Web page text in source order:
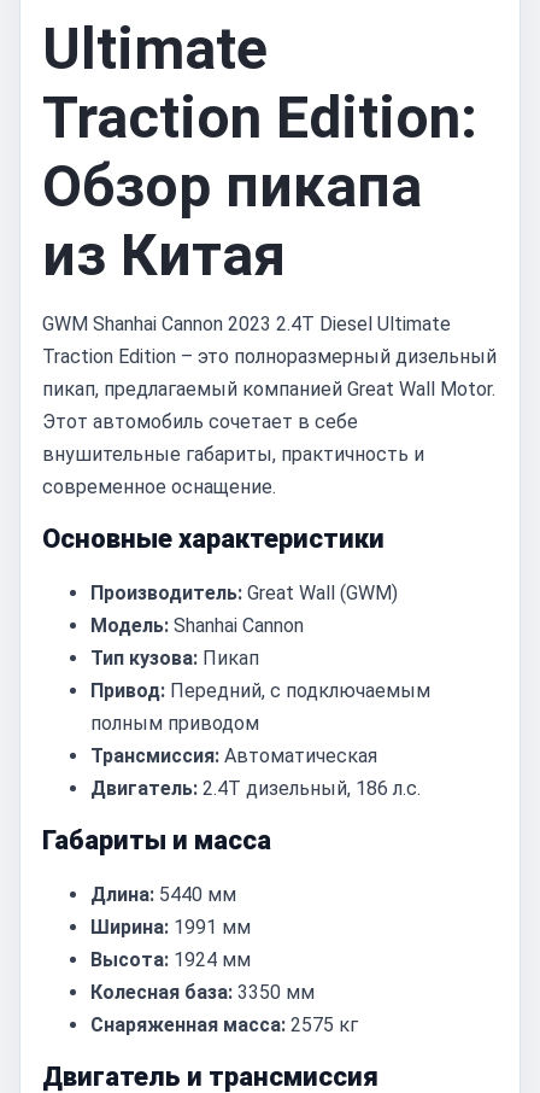
Ultimate
Traction Edition:
Обзор пикапа
из Китая
GWM Shanhai Cannon 2023 2.4T Diesel Ultimate
Traction Edition – это полноразмерный дизельный
пикап, предлагаемый компанией Great Wall Motor.
Этот автомобиль сочетает в себе
внушительные габариты, практичность и
современное оснащение.
Основные характеристики
Производитель: Great Wall (GWM)
Модель: Shanhai Cannon
Тип кузова: Пикап
Привод: Передний, с подключаемым
полным приводом
Трансмиссия: Автоматическая
Двигатель: 2.4T дизельный, 186 л.с.
Габариты и масса
Длина: 5440 мм
Ширина: 1991 мм
Высота: 1924 мм
Колесная база: 3350 мм
Снаряженная масса: 2575 кг
Двигатель и трансмиссия